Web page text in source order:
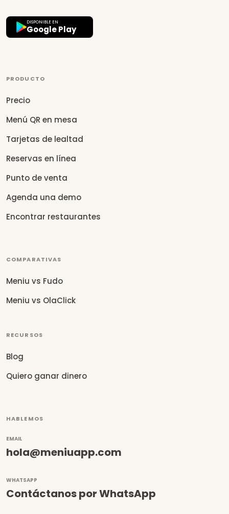
DISPONIBLE EN
Google Play
PRODUCTO
Precio
Menú QR en mesa
Tarjetas de lealtad
Reservas en línea
Punto de venta
Agenda una demo
Encontrar restaurantes
COMPARATIVAS
Meniu vs Fudo
Meniu vs OlaClick
RECURSOS
Blog
Quiero ganar dinero
HABLEMOS
EMAIL
hola@meniuapp.com
WHATSAPP
Contáctanos por WhatsApp